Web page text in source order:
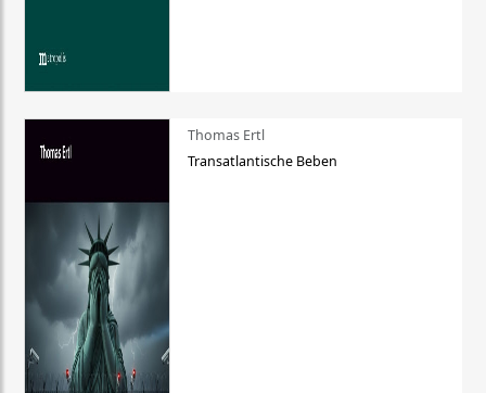
Thomas Ertl
Transatlantische Beben